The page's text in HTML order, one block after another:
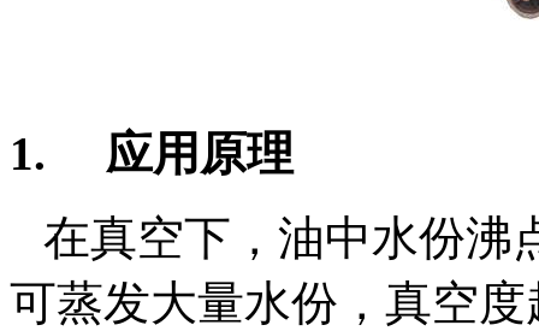
1. 应用原理
在真空下，油中水份沸
可蒸发大量水份，真空